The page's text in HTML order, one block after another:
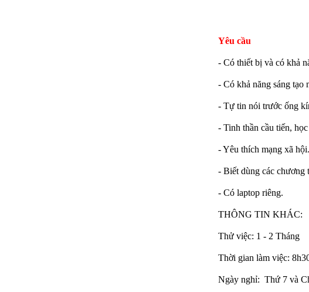
Yêu cầu
- Có thiết bị và có khả
- Có khả năng sáng tạo
- Tự tin nói trước ống
- Tinh thần cầu tiến,
- Yêu thích mạng xã hội.
- Biết dùng các chương
- Có laptop riêng.
THÔNG TIN KHÁC:
Thử việc: 1 - 2 Tháng
Thời gian làm việc:
Ngày nghỉ: Thứ 7 và